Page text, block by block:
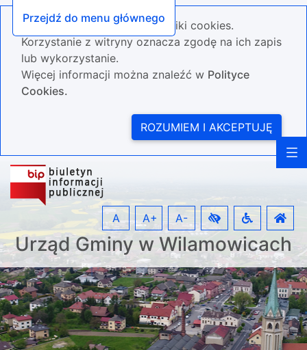
Przejdź do menu głównego
Nasza strona wykorzystuje pliki cookies.
Korzystanie z witryny oznacza zgodę na ich zapis
lub wykorzystanie.
Więcej informacji można znaleźć w Polityce
Cookies.
ROZUMIEM I AKCEPTUJĘ
Urząd Gminy w Wilamowicach
A A+ A-